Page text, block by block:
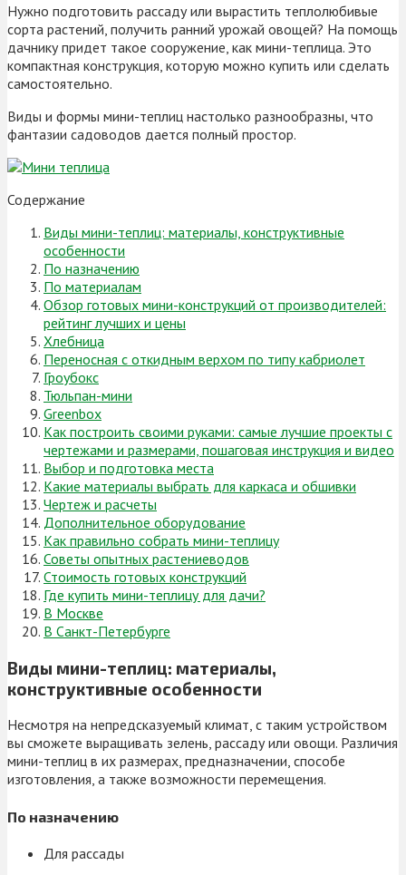
Нужно подготовить рассаду или вырастить теплолюбивые
сорта растений, получить ранний урожай овощей? На помощь
дачнику придет такое сооружение, как мини-теплица. Это
компактная конструкция, которую можно купить или сделать
самостоятельно.
Виды и формы мини-теплиц настолько разнообразны, что
фантазии садоводов дается полный простор.
Содержание
Виды мини-теплиц: материалы, конструктивные
особенности
По назначению
По материалам
Обзор готовых мини-конструкций от производителей:
рейтинг лучших и цены
Хлебница
Переносная с откидным верхом по типу кабриолет
Гроубокс
Тюльпан-мини
Greenbox
Как построить своими руками: самые лучшие проекты с
чертежами и размерами, пошаговая инструкция и видео
Выбор и подготовка места
Какие материалы выбрать для каркаса и обшивки
Чертеж и расчеты
Дополнительное оборудование
Как правильно собрать мини-теплицу
Советы опытных растениеводов
Стоимость готовых конструкций
Где купить мини-теплицу для дачи?
В Москве
В Санкт-Петербурге
Виды мини-теплиц: материалы,
конструктивные особенности
Несмотря на непредсказуемый климат, с таким устройством
вы сможете выращивать зелень, рассаду или овощи. Различия
мини-теплиц в их размерах, предназначении, способе
изготовления, а также возможности перемещения.
По назначению
Для рассады